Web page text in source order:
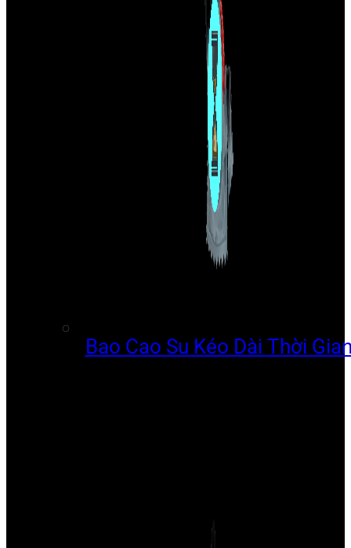
Bao Cao Su Kéo Dài Thời